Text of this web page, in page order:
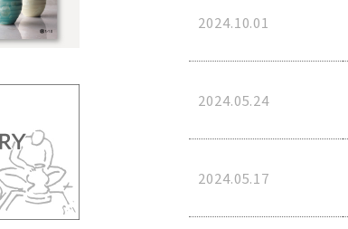
2024.10.01
2024.05.24
2024.05.17